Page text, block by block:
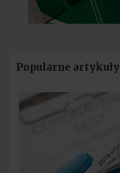
Popularne artykuły